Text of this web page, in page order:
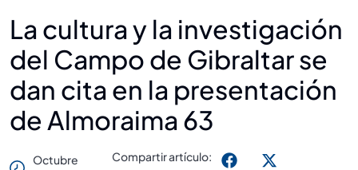
La cultura y la investigación
del Campo de Gibraltar se
dan cita en la presentación
de Almoraima 63
Octubre
Compartir artículo: